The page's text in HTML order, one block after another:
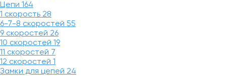
Цепи 164
1 скорость 28
6-7-8 скоростей 55
9 скоростей 26
10 скоростей 19
11 скоростей 7
12 скоростей 1
Замки для цепей 24